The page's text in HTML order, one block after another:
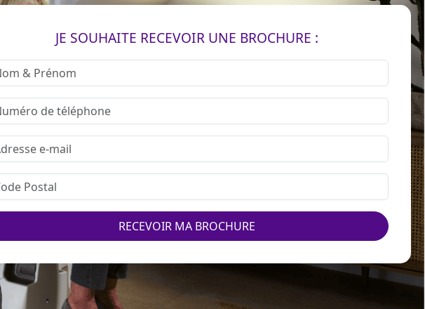
JE SOUHAITE RECEVOIR UNE BROCHURE :
RECEVOIR MA BROCHURE